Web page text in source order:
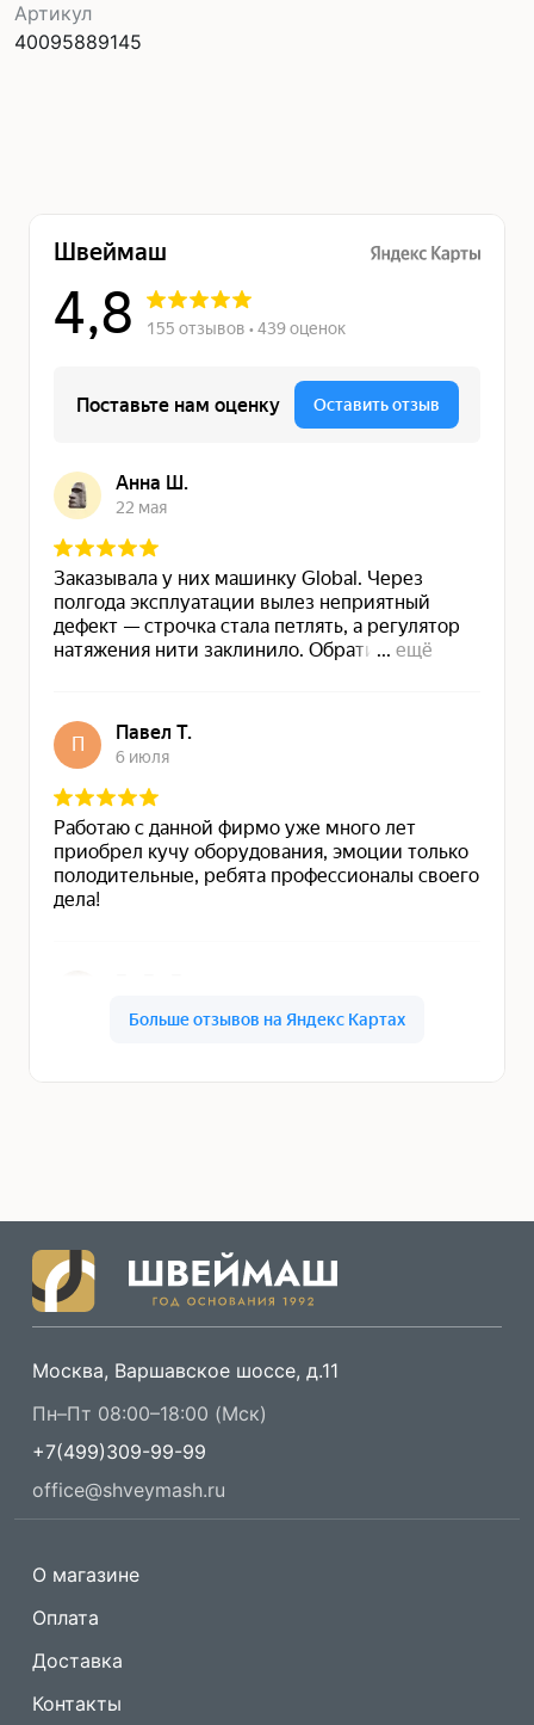
Артикул
40095889145
Москва, Варшавское шоссе, д.11
Пн–Пт 08:00–18:00 (Мск)
+7(499)309-99-99
office@shveymash.ru
О магазине
Оплата
Доставка
Контакты